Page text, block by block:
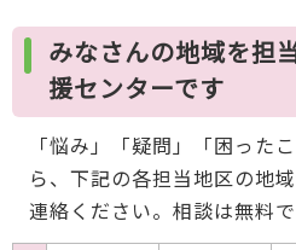
みなさんの地域を担
援センターです
「悩み」「疑問」「困った
ら、下記の各担当地区の地
連絡ください。相談は無料で